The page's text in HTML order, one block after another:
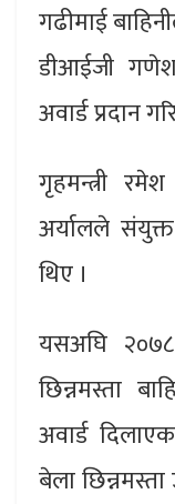
गढीमाई
डीआईजी गणेश
अवार्ड प्रदान
गृहमन्त्री
अर्यालले
थिए ।
यसअघि
छिन्नमस्ता
अवार्ड
बेला